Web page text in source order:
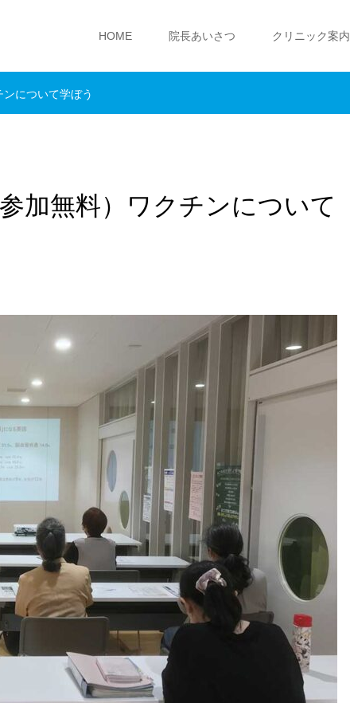
HOME 院長あいさつ クリニック案内
について学ぼう
加無料）ワクチンについて